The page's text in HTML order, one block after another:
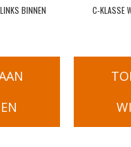
BINNEN
C-KLASSE